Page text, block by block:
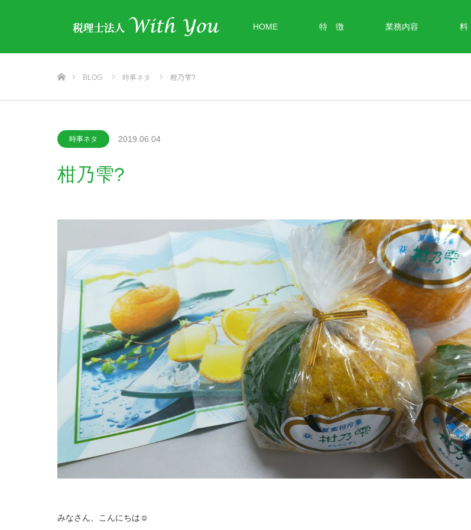
HOME 特 徴 業務内容
BLOG 時事ネタ 柑乃雫?
時事ネタ 2019.06.04
柑乃雫?
みなさん、こんにちは☺